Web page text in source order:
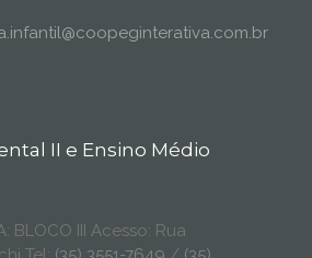
II e Ensino Médio
BLOCO III Acesso: Rua